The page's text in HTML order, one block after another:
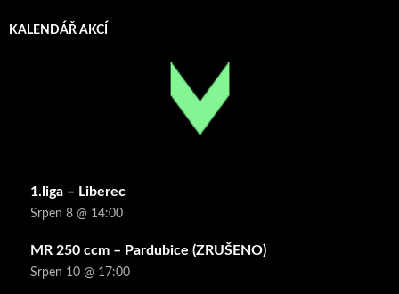
KALENDÁŘ AKCÍ
1.liga – Liberec
Srpen 8 @ 14:00
MR 250 ccm – Pardubice (ZRUŠENO)
Srpen 10 @ 17:00